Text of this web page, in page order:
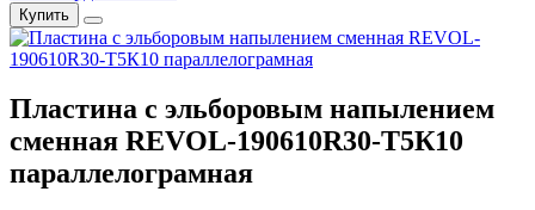
Купить
Пластина с эльборовым напылением
сменная REVOL-190610R30-Т5К10
параллелограмная